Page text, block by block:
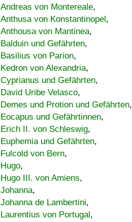
Andreas von Montereale,
Anthusa von Konstantinopel,
Anthousa von Mantinea,
Balduin und Gefährten,
Basilius von Parion,
Kedron von Alexandria,
Cyprianus und Gefährten,
David Uribe Velasco,
Demes und Protion und Gefährten,
Eocapus und Gefährtinnen,
Erich II. von Schleswig,
Euphemia und Gefährten,
Fulcold von Bern,
Hugo,
Hugo III. von Amiens,
Johanna,
Johanna de Lambertini,
Laurentius von Portugal,